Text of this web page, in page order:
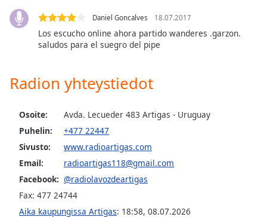
cancel
and
Text
Opacity
Background
Color
Daniel Goncalves 18.07.2017
Los escucho online ahora partido wanderes .garzon.
saludos para el suegro del pipe
Radion yhteystiedot
Osoite:
Avda. Lecueder 483 Artigas - Uruguay
Puhelin:
+477 22447
Sivusto:
www.radioartigas.com
Email:
radioartigas118@gmail.com
Facebook: @radiolavozdeartigas
Fax: 477 24744
Aika kaupungissa Artigas: 18:58, 08.07.2026